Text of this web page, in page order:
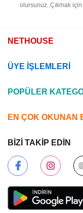
olursunuz. Çıkmak için
NETHOUSE
ÜYE İŞLEMLERİ
POPÜLER
EN ÇOK
BİZİ TAKİP EDİN